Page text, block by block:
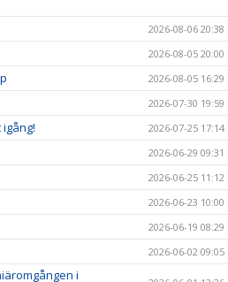
2026-08-06 20:38
2026-08-05 20:00
2026-08-05 16:29
2026-07-30 19:59
2026-07-25 17:14
2026-06-29 09:31
2026-06-25 11:12
2026-06-23 10:00
2026-06-19 08:29
2026-06-02 09:05
i